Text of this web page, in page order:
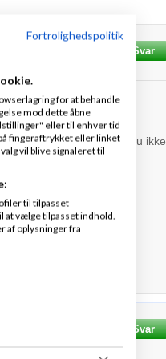
Svar
for momsen, såfremt du ikke
Svar
Fortrolighedspolitik
for at behandle
mod dette åbne
eller til enhver tid
fingeraftrykket eller linket
vil blive signaleret til
til tilpasset
at vælge tilpasset indhold.
af oplysninger fra